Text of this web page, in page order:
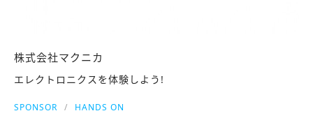
株式会社マクニカ
エレクトロニクスを体験しよう!
SPONSOR HANDS ON